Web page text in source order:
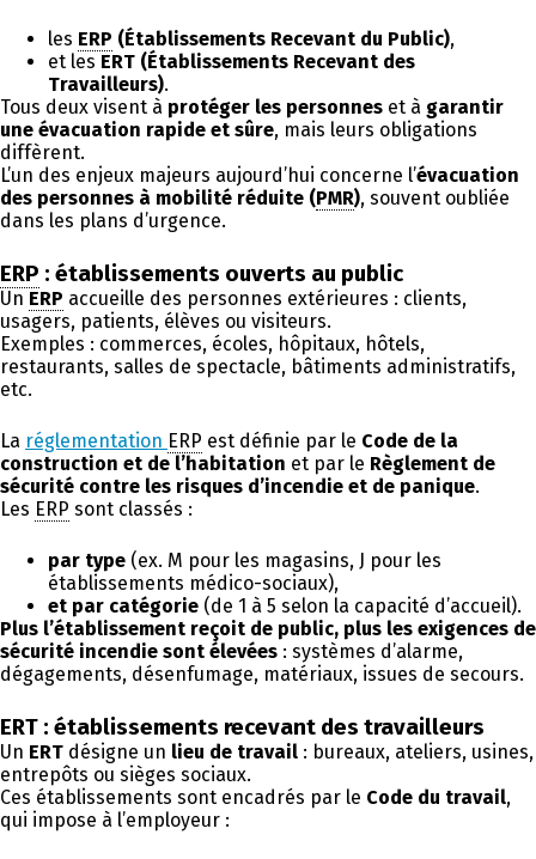
les ERP (Établissements Recevant du Public),
et les ERT (Établissements Recevant des
Travailleurs).
Tous deux visent à protéger les personnes et à garantir
une évacuation rapide et sûre, mais leurs obligations
diffèrent.
L’un des enjeux majeurs aujourd’hui concerne l’évacuation
des personnes à mobilité réduite (PMR), souvent oubliée
dans les plans d’urgence.
ERP : établissements ouverts au public
Un ERP accueille des personnes extérieures : clients,
usagers, patients, élèves ou visiteurs.
Exemples : commerces, écoles, hôpitaux, hôtels,
restaurants, salles de spectacle, bâtiments administratifs,
etc.
La réglementation ERP est définie par le Code de la
construction et de l’habitation et par le Règlement de
sécurité contre les risques d’incendie et de panique.
Les ERP sont classés :
par type (ex. M pour les magasins, J pour les
établissements médico-sociaux),
et par catégorie (de 1 à 5 selon la capacité d’accueil).
Plus l’établissement reçoit de public, plus les exigences de
sécurité incendie sont élevées : systèmes d’alarme,
dégagements, désenfumage, matériaux, issues de secours.
ERT : établissements recevant des travailleurs
Un ERT désigne un lieu de travail : bureaux, ateliers, usines,
entrepôts ou sièges sociaux.
Ces établissements sont encadrés par le Code du travail,
qui impose à l’employeur :